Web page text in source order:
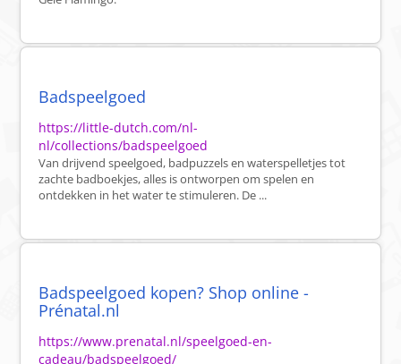
Badspeelgoed
https://little-dutch.com/nl-
nl/collections/badspeelgoed
Van drijvend speelgoed, badpuzzels en waterspelletjes tot
zachte badboekjes, alles is ontworpen om spelen en
ontdekken in het water te stimuleren. De ...
Badspeelgoed kopen? Shop online -
Prénatal.nl
https://www.prenatal.nl/speelgoed-en-
cadeau/badspeelgoed/